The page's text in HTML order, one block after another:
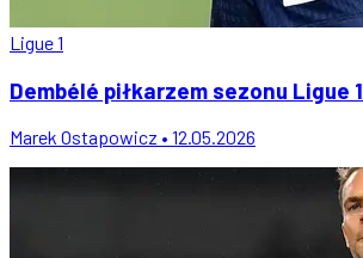
Ligue 1
Dembélé piłkarzem sezonu Ligue 1
Marek Ostapowicz • 12.05.2026